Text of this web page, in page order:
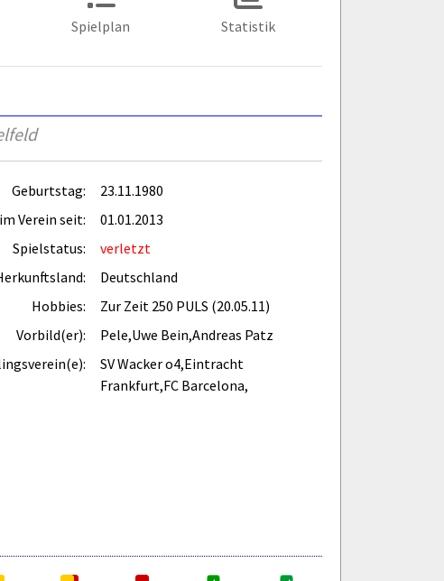
Spielplan Statistik
Geburtstag:
23.11.1980
im Verein seit:
01.01.2013
Spielstatus:
verletzt
Deutschland
Hobbies:
Zur Zeit 250 PULS (20.05.11)
Vorbild(er):
Pele,Uwe Bein,Andreas Patz
SV Wacker o4,Eintracht
Frankfurt,FC Barcelona,